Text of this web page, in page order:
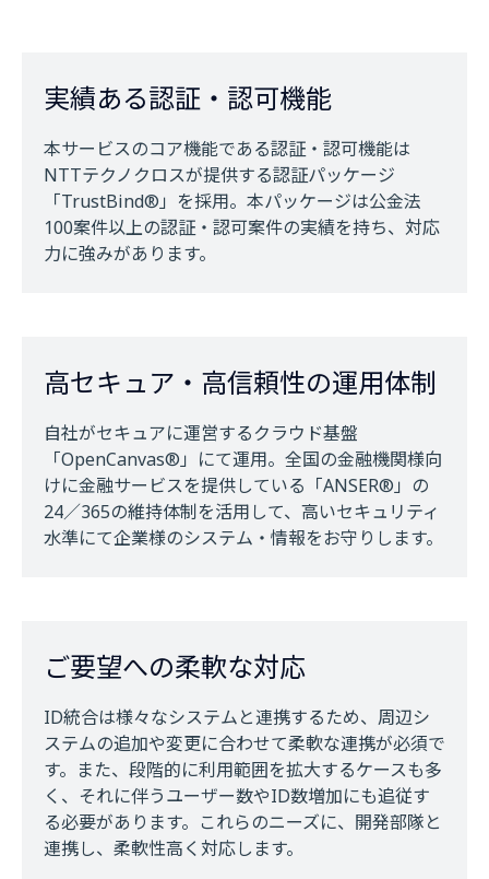
実績ある認証・認可機能
本サービスのコア機能である認証・認可機能は
NTTテクノクロスが提供する認証パッケージ
「TrustBind®」を採用。本パッケージは公金法
100案件以上の認証・認可案件の実績を持ち、対応
力に強みがあります。
高セキュア・高信頼性の運用体制
自社がセキュアに運営するクラウド基盤
「OpenCanvas®」にて運用。全国の金融機関様向
けに金融サービスを提供している「ANSER®」の
24／365の維持体制を活用して、高いセキュリティ
水準にて企業様のシステム・情報をお守りします。
ご要望への柔軟な対応
ID統合は様々なシステムと連携するため、周辺シ
ステムの追加や変更に合わせて柔軟な連携が必須で
す。また、段階的に利用範囲を拡大するケースも多
く、それに伴うユーザー数やID数増加にも追従す
る必要があります。これらのニーズに、開発部隊と
連携し、柔軟性高く対応します。